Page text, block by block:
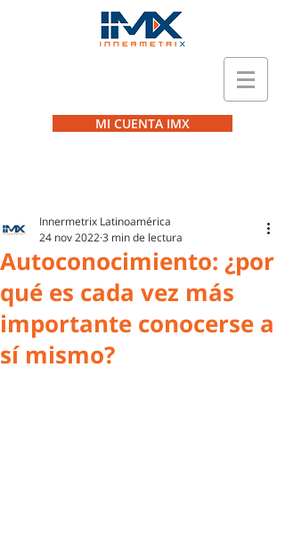
MI CUENTA IMX
Autoconocimiento: ¿por
qué es cada vez más
importante conocerse a
sí mismo?
Innermetrix Latinoamérica
24 nov 20223 min de lectura